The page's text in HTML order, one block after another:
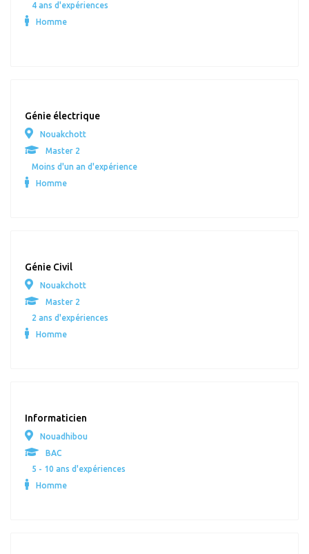
4 ans d'expériences
Homme
Génie électrique
Nouakchott
Master 2
Moins d'un an d'expérience
Homme
Génie Civil
Nouakchott
Master 2
2 ans d'expériences
Homme
Informaticien
Nouadhibou
BAC
5 - 10 ans d'expériences
Homme